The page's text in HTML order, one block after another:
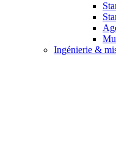
Ingénierie &